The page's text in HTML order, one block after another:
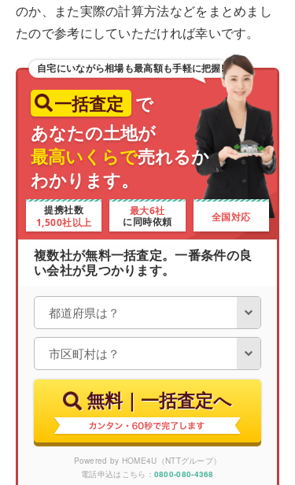
のか、また実際の計算方法などをまとめまし
たので参考にしていただければ幸いです。
一括査定 で
あなたの土地が
最高いくらで売れるか
わかります。
提携社数
1,500社以上
最大6社
に同時依頼 全国対応
複数社が無料一括査定。一番条件の良
い会社が見つかります。
自宅にいながら相場も最高額も手軽に把握!
無料｜一括査定へ
Powered by HOME4U（NTTグループ）
電話申込はこちら： 0800-080-4368